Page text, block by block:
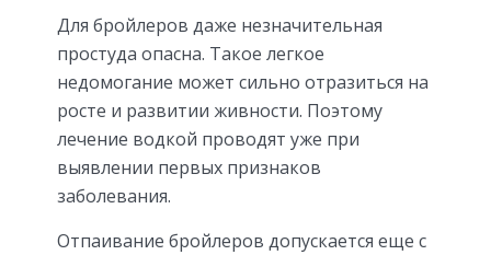
Для бройлеров даже незначительная
простуда опасна. Такое легкое
недомогание может сильно отразиться на
росте и развитии живности. Поэтому
лечение водкой проводят уже при
выявлении первых признаков
заболевания.
Отпаивание бройлеров допускается еще с